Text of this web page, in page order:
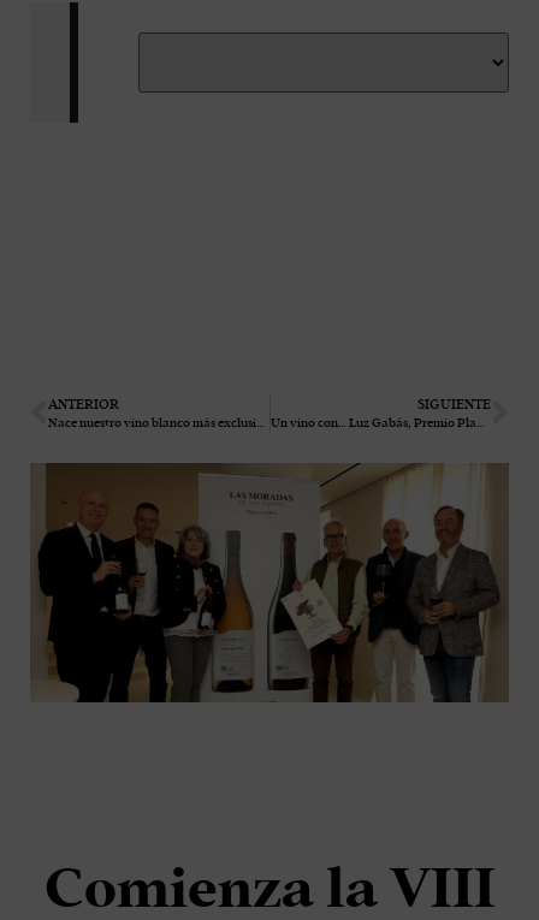
ANTERIOR
Nace nuestro vino blanco más exclusivo: ‘Ensayo’ 2019, un blanco ecológico y de producción limitada elaborado con albillo real
SIGUIENTE
Un vino con… Luz Gabás, Premio Planeta y figura influyente en la Literatura española
Comienza la VIII